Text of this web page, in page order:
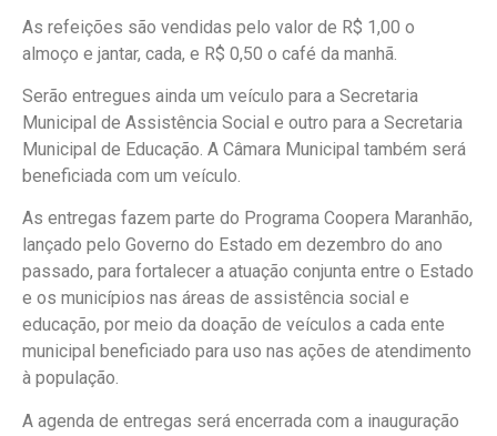
As refeições são vendidas pelo valor de R$ 1,00 o
almoço e jantar, cada, e R$ 0,50 o café da manhã.
Serão entregues ainda um veículo para a Secretaria
Municipal de Assistência Social e outro para a Secretaria
Municipal de Educação. A Câmara Municipal também será
beneficiada com um veículo.
As entregas fazem parte do Programa Coopera Maranhão,
lançado pelo Governo do Estado em dezembro do ano
passado, para fortalecer a atuação conjunta entre o Estado
e os municípios nas áreas de assistência social e
educação, por meio da doação de veículos a cada ente
municipal beneficiado para uso nas ações de atendimento
à população.
A agenda de entregas será encerrada com a inauguração